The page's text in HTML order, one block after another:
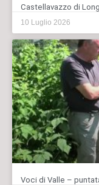
Castellavazzo di
10 Luglio 2026
Voci di Valle –